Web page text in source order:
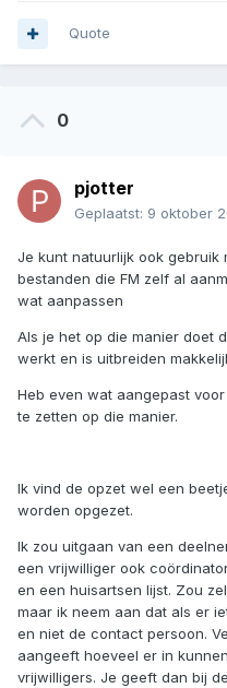
Quote
0
pjotter
Geplaatst: 9 oktober
Je kunt natuurlijk ook gebruik
bestanden die FM zelf al
wat aanpassen
Als je het op die manier doet
werkt en is uitbreiden
Heb even wat aangepast
te zetten op die manier.
Ik vind de opzet wel een
worden opgezet.
Ik zou uitgaan van een
een vrijwilliger ook
en een huisartsen lijst. Zou
maar ik neem aan dat als er
en niet de contact persoon.
aangeeft hoeveel er in
vrijwilligers. Je geeft dan bij